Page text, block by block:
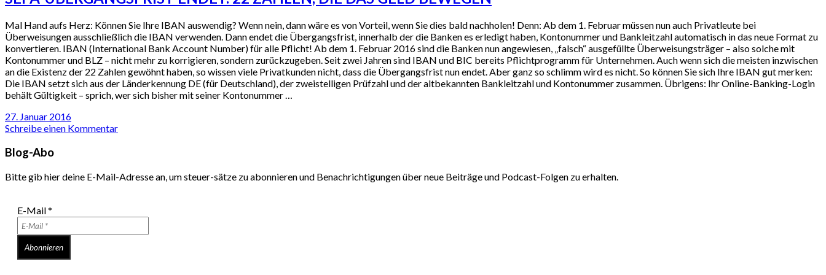
Mal Hand aufs Herz: Können Sie Ihre IBAN auswendig? Wenn nein, dann wäre es von Vorteil, wenn Sie dies bald nachholen! Denn: Ab dem 1. Februar müssen nun auch Privatleute bei
Überweisungen ausschließlich die IBAN verwenden. Dann endet die Übergangsfrist, innerhalb der die Banken es erledigt haben, Kontonummer und Bankleitzahl automatisch in das neue Format zu
konvertieren. IBAN (International Bank Account Number) für alle Pflicht! Ab dem 1. Februar 2016 sind die Banken nun angewiesen, „falsch“ ausgefüllte Überweisungsträger – also solche mit
Kontonummer und BLZ – nicht mehr zu korrigieren, sondern zurückzugeben. Seit zwei Jahren sind IBAN und BIC bereits Pflichtprogramm für Unternehmen. Auch wenn sich die meisten inzwischen
an die Existenz der 22 Zahlen gewöhnt haben, so wissen viele Privatkunden nicht, dass die Übergangsfrist nun endet. Aber ganz so schlimm wird es nicht. So können Sie sich Ihre IBAN gut merken:
Die IBAN setzt sich aus der Länderkennung DE (für Deutschland), der zweistelligen Prüfzahl und der altbekannten Bankleitzahl und Kontonummer zusammen. Übrigens: Ihr Online-Banking-Login
behält Gültigkeit – sprich, wer sich bisher mit seiner Kontonummer …
27. Januar 2016
Schreibe einen Kommentar
Blog-Abo
Bitte gib hier deine E-Mail-Adresse an, um steuer-sätze zu abonnieren und Benachrichtigungen über neue Beiträge und Podcast-Folgen zu erhalten.
E-Mail*